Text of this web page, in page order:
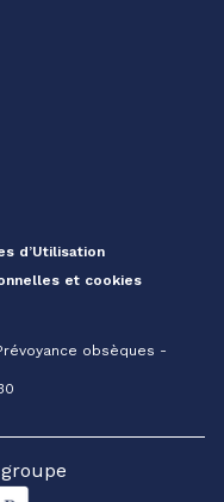
d’Utilisation
et cookies
obsèques -